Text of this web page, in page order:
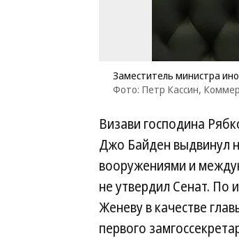
Заместитель министра
Фото: Петр Кассин,
Визави господина
Джо Байден выдвинул
вооружениями и
не утвердил Сенат. По
Женеву в качестве
первого